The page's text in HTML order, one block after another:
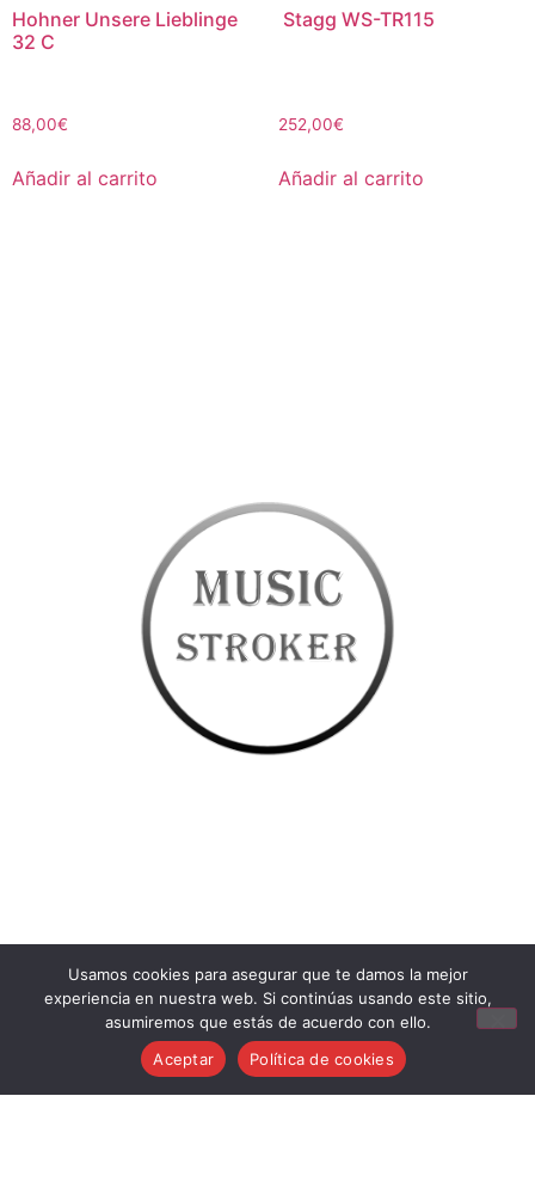
Hohner Unsere Lieblinge
32 C
88,00€
Añadir al carrito
Stagg WS-TR115
252,00€
Añadir al carrito
Aviso Legal
Condiciones generales de venta
Política de cookies
Política de privacidad
Usamos cookies para asegurar que te damos la mejor
experiencia en nuestra web. Si continúas usando este sitio,
asumiremos que estás de acuerdo con ello.
Aceptar
Política de cookies